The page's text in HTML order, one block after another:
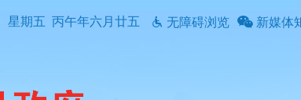
星期五 丙午年六月廿五 无障碍浏览 新媒体